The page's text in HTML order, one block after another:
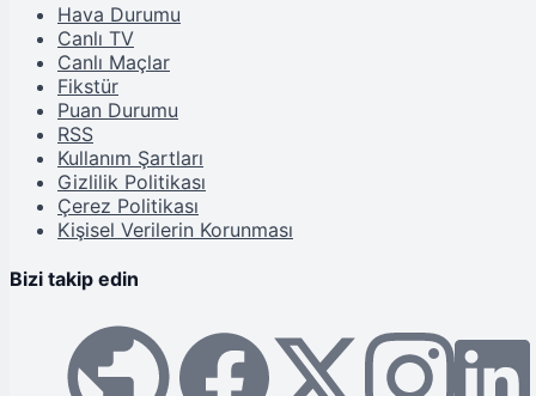
Hava Durumu
Canlı TV
Canlı Maçlar
Fikstür
Puan Durumu
RSS
Kullanım Şartları
Gizlilik Politikası
Çerez Politikası
Kişisel Verilerin Korunması
Bizi takip edin